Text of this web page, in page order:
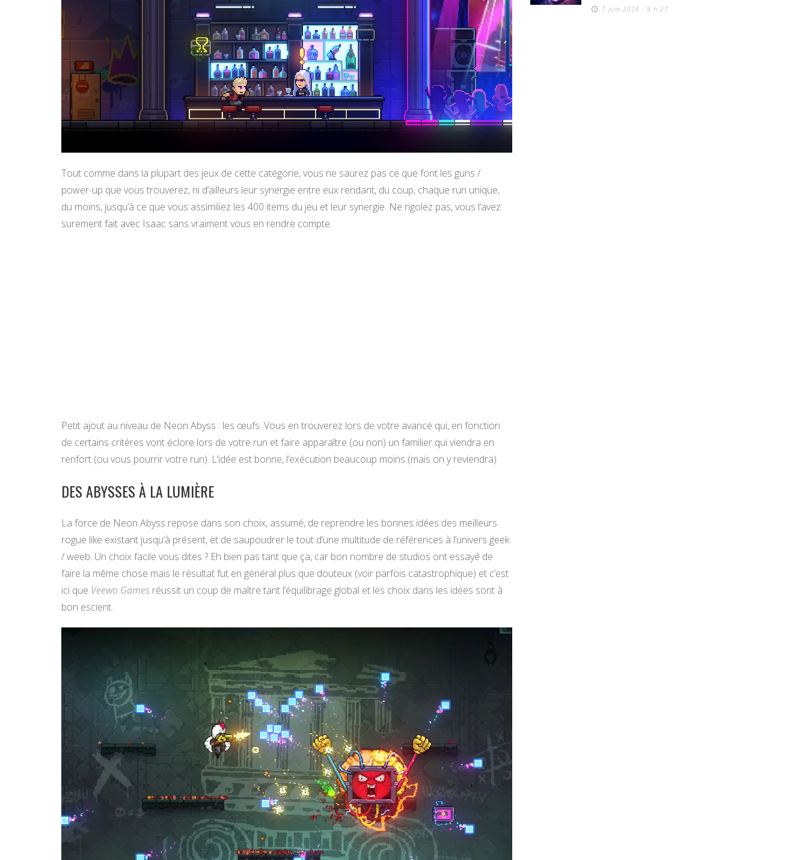
Tout comme dans la plupart des jeux de cette catégorie, vous ne saurez pas ce que font les guns /
power-up que vous trouverez, ni d’ailleurs leur synergie entre eux rendant, du coup, chaque run unique,
du moins, jusqu’à ce que vous assimiliez les 400 items du jeu et leur synergie. Ne rigolez pas, vous l’avez
surement fait avec Isaac sans vraiment vous en rendre compte.
Petit ajout au niveau de Neon Abyss : les œufs. Vous en trouverez lors de votre avancé qui, en fonction
de certains critères vont éclore lors de votre run et faire apparaître (ou non) un familier qui viendra en
renfort (ou vous pourrir votre run). L’idée est bonne, l’exécution beaucoup moins (mais on y reviendra)
DES ABYSSES À LA LUMIÈRE
La force de Neon Abyss repose dans son choix, assumé, de reprendre les bonnes idées des meilleurs
rogue like existant jusqu’à présent, et de saupoudrer le tout d’une multitude de références à l’univers geek
/ weeb. Un choix facile vous dites ? Eh bien pas tant que ça, car bon nombre de studios ont essayé de
faire la même chose mais le résultat fut en général plus que douteux (voir parfois catastrophique) et c’est
ici que Veewo Games réussit un coup de maître tant l’équilibrage global et les choix dans les idées sont à
bon escient.
7 juin 2026 - 9 h 27